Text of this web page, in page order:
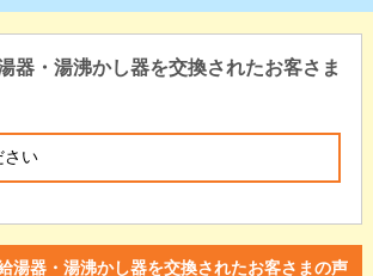
器・湯沸かし器を交換されたお客さま
湯器・湯沸かし器を交換されたお客さまの声